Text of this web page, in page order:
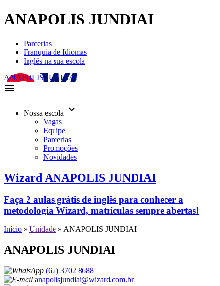
ANAPOLIS JUNDIAI
Parcerias
Franquia de Idiomas
Inglês na sua escola
ANAPOLIS JUNDIAI
menu
Nossa escola keyboard_arrow_down
Vagas
Equipe
Parcerias
Promoções
Novidades
Wizard ANAPOLIS JUNDIAI
Faça 2 aulas grátis de inglês para conhecer a
metodologia Wizard, matrículas sempre abertas!
Início » Unidade » ANAPOLIS JUNDIAI
ANAPOLIS JUNDIAI
(62) 3702 8688
anapolisjundiai@wizard.com.br